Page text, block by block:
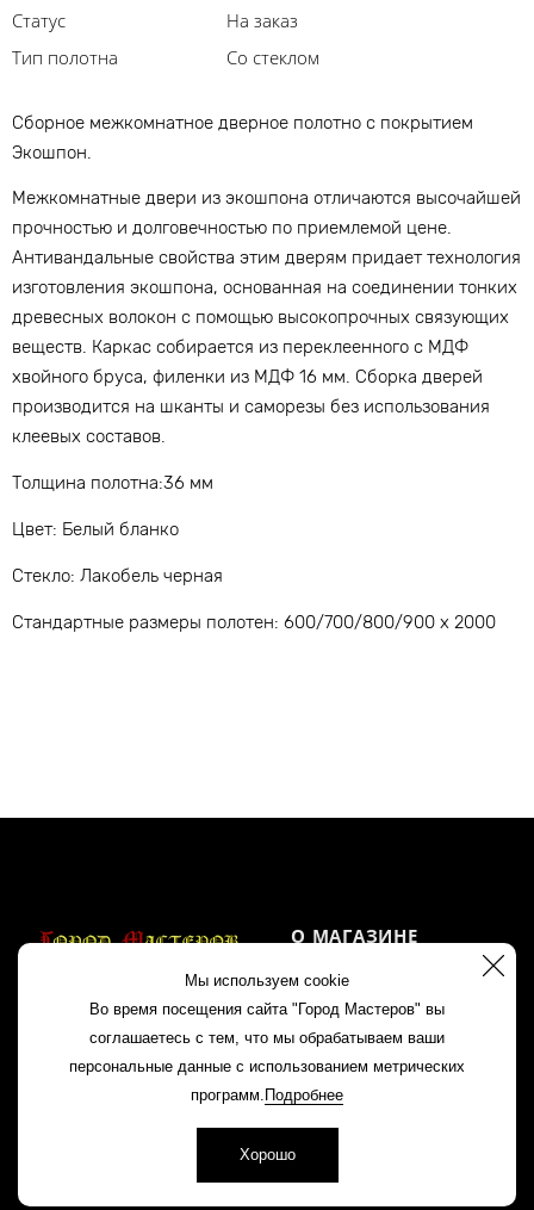
Статус
На заказ
Тип полотна
Со стеклом
Сборное межкомнатное дверное полотно с покрытием
Экошпон.
Межкомнатные двери из экошпона отличаются высочайшей
прочностью и долговечностью по приемлемой цене.
Антивандальные свойства этим дверям придает технология
изготовления экошпона, основанная на соединении тонких
древесных волокон с помощью высокопрочных связующих
веществ. Каркас собирается из переклеенного с МДФ
хвойного бруса, филенки из МДФ 16 мм. Сборка дверей
производится на шканты и саморезы без использования
клеевых составов.
Толщина полотна:36 мм
Цвет: Белый бланко
Стекло: Лакобель черная
Стандартные размеры полотен: 600/700/800/900 x 2000
Мы используем cookie
Во время посещения сайта "Город Мастеров" вы
соглашаетесь с тем, что мы обрабатываем ваши
персональные данные с использованием метрических
программ. Подробнее
Хорошо
+7 960 163 81 88
8 (83145) 2 11 85
О МАГАЗИНЕ
Акции
Контакты
Политика
конфиденциальности